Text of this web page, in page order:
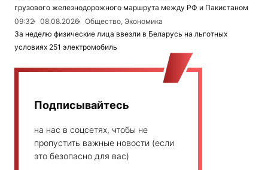
грузового железнодорожного маршрута между РФ и Пакистаном
09:32
08.08.2026
Общество, Экономика
За неделю физические лица ввезли в Беларусь на льготных
условиях 251 электромобиль
Подписывайтесь
на нас в соцсетях, чтобы не
пропустить важные новости (если
это безопасно для вас)